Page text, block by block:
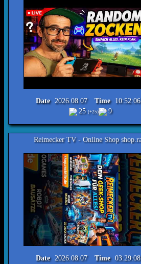
Date 2026.08.07 Time 10:52:06
25(+25) 9
TV - Online Shop shop.racktile.de
Date 2026.08.07 Time 03:29:08